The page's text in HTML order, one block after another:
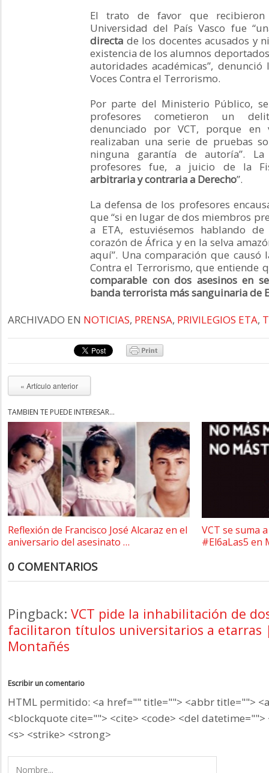
El trato de favor que
Universidad del País Vasco fue
directa de los docentes acusados y
existencia de los alumnos
autoridades académicas”,
Voces Contra el Terrorismo.
Por parte del Ministerio Público,
profesores cometieron un
denunciado por VCT, porque en
realizaban una serie de pruebas
ninguna garantía de autoría”.
profesores fue, a juicio de la
arbitraria y contraria a Derecho”.
La defensa de los profesores
que “si en lugar de dos miembros
a ETA, estuviésemos hablando
corazón de África y en la selva
aquí”. Una comparación que causó
Contra el Terrorismo, que entiende
comparable con dos asesinos en
banda terrorista más sanguinaria de
ARCHIVADO EN NOTICIAS, PRENSA, PRIVILEGIOS ETA,
« Artículo anterior
TAMBIÉN TE PUEDE INTERESAR...
Reflexión de Francisco José Alcaraz en el
aniversario del asesinato …
VCT se suma
#El6aLas5 en
0 COMENTARIOS
Pingback: VCT pide la inhabilitación de
facilitaron títulos universitarios a etarras
Montañés
Escribir un comentario
HTML permitido: <a href="" title=""> <abbr title="">
<blockquote cite=""> <cite> <code> <del datetime="">
<s> <strike> <strong>